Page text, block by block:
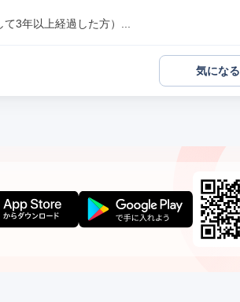
3年以上経過した方）...
気になる